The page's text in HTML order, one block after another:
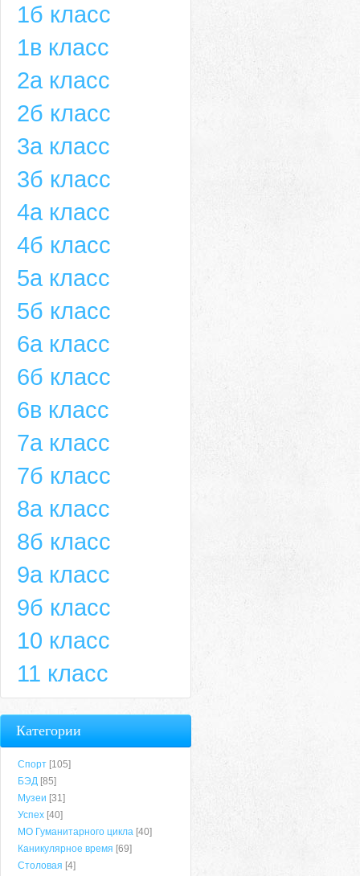
1б класс
1в класс
2а класс
2б класс
3а класс
3б класс
4а класс
4б класс
5а класс
5б класс
6а класс
6б класс
6в класс
7а класс
7б класс
8а класс
8б класс
9а класс
9б класс
10 класс
11 класс
Категории
Спорт [105]
БЭД [85]
Музеи [31]
Успех [40]
МО Гуманитарного цикла [40]
Каникулярное время [69]
Столовая [4]